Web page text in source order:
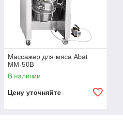
Массажер для мяса Abat
ММ-50В
В наличии
Цену уточняйте